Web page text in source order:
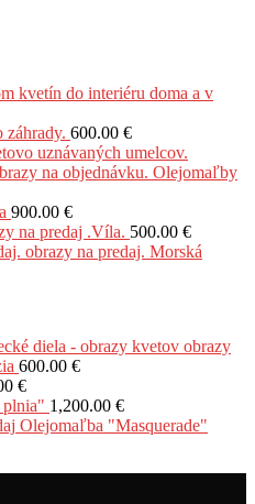
záhrady. 600.00 €
900.00 €
na predaj .Víla. 500.00 €
obrazy na predaj. Morská
obrazy
600.00 €
€
plnia" 1,200.00 €
Olejomaľba "Masquerade"